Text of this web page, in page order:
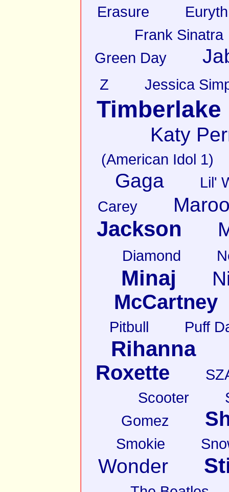
Erasure
Frank Sinatra
Green Day
Z Jessica
Timberlake
Katy
(American Idol 1)
Gaga
Lil'
Carey
Jackson
Diamond
Minaj
McCartney
Pitbull Puff
Rihanna
Roxette
Scooter
Gomez
Smokie
Wonder